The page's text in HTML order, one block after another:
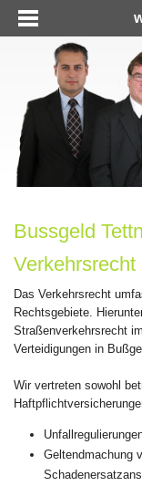
Bussgeld
Verkehrsrecht
Das Verkehrsrecht
Rechtsgebiete.
Straßenverkehrsrecht
Verteidigungen in
Wir vertreten sowohl
Geltendmachung